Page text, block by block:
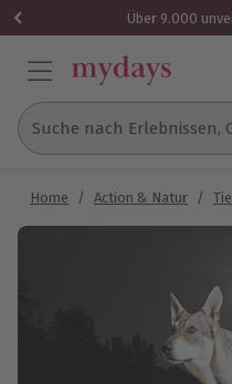
Über 9.000
Suche nach Erlebnissen,
Home / Action & Natur /